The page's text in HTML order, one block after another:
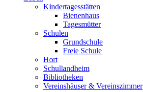
Kindertagesstätten
Bienenhaus
Tagesmütter
Schulen
Grundschule
Freie Schule
Hort
Schullandheim
Bibliotheken
Vereinshäuser & Vereinszimmer